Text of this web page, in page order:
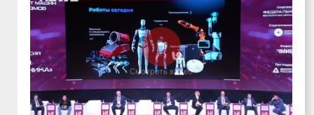
Смотреть видео